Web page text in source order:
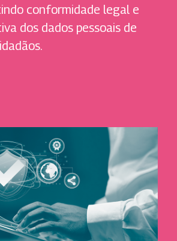
conformidade legal e
dos dados pessoais de